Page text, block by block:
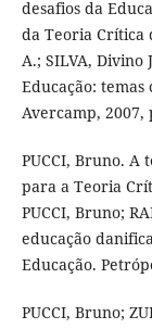
desafios da
da Teoria Crítica
A.; SILVA, Divino
Educação: temas
Avercamp, 2007,
PUCCI, Bruno. A
para a Teoria
PUCCI, Bruno;
educação
Educação.
PUCCI, Bruno;